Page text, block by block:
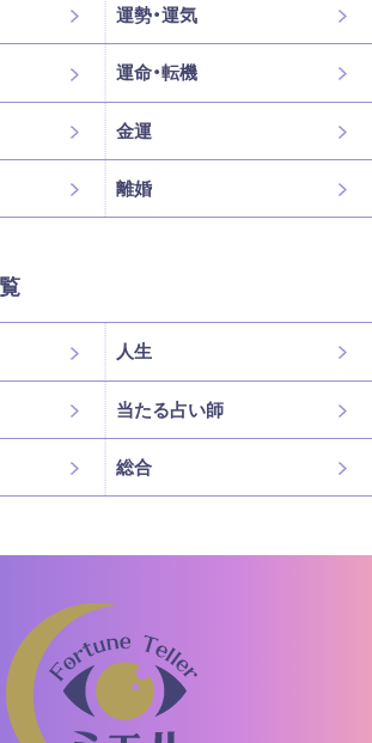
運勢・運気
運命・転機
金運
離婚
人生
当たる占い師
総合